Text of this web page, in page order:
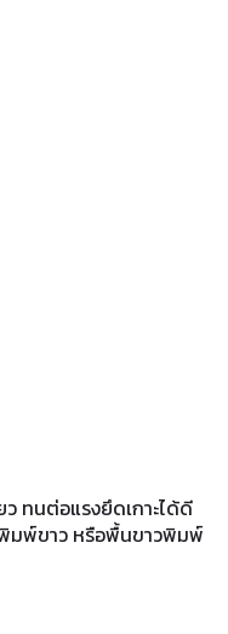
ทนต่อแรงยึดเกาะได้ดี
มพ์ขาว หรือพื้นขาวพิมพ์